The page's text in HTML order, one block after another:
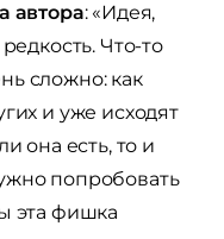
автора: «Идея,
Что-то
сложно: как
и уже исходят
она есть, то и
попробовать
эта фишка